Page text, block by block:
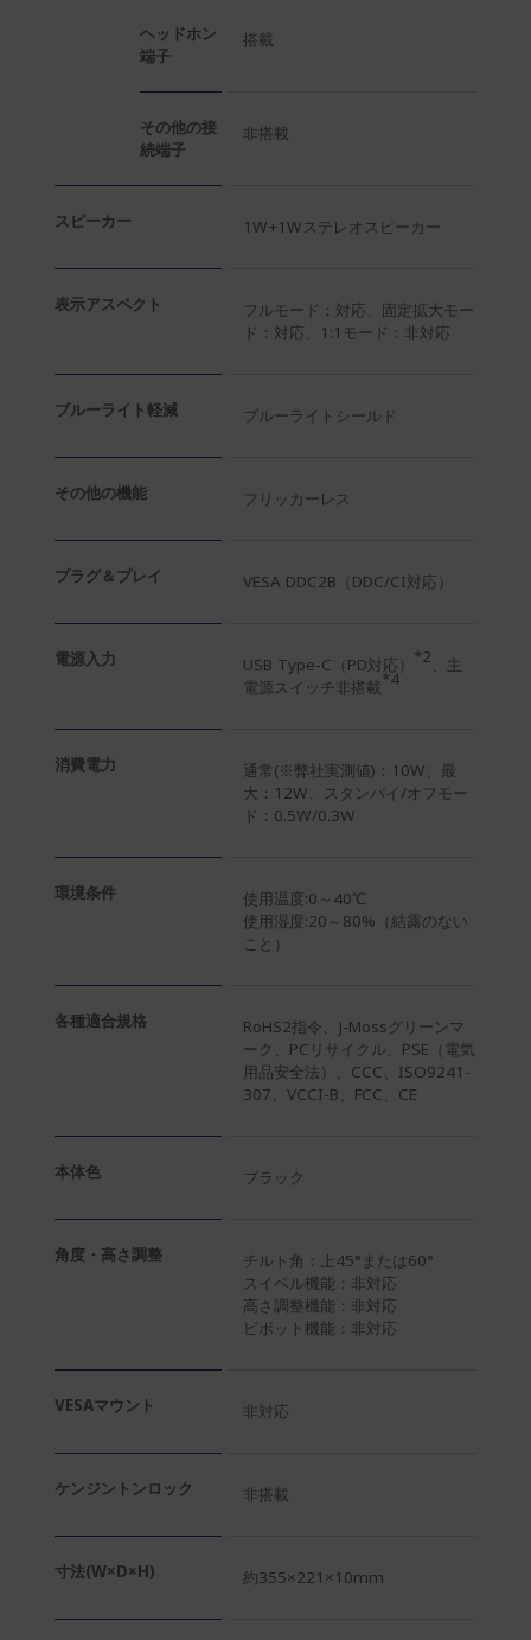
ヘッドホン
端子
搭載
その他の接
続端子
非搭載
スピーカー 1W+1Wステレオスピーカー
表示アスペクト
フルモード：対応、固定拡大モー
ド：対応、1:1モード：非対応
ブルーライト軽減 ブルーライトシールド
その他の機能 フリッカーレス
プラグ＆プレイ VESA DDC2B（DDC/CI対応）
電源入力 USB Type-C（PD対応） *2 、主
電源スイッチ非搭載*4
消費電力
通常(※弊社実測値)：10W、最
大：12W、スタンバイ/オフモー
ド：0.5W/0.3W
環境条件
使用温度:0～40℃
使用湿度:20～80%（結露のない
こと）
各種適合規格
RoHS2指令、J-Mossグリーンマ
ーク、PCリサイクル、PSE（電気
用品安全法）、CCC、ISO9241-
307、VCCI-B、FCC、CE
本体色 ブラック
角度・高さ調整
チルト角：上45°または60°
スイベル機能：非対応
高さ調整機能：非対応
ピボット機能：非対応
VESAマウント 非対応
ケンジントンロック 非搭載
寸法(W×D×H) 約355×221×10mm